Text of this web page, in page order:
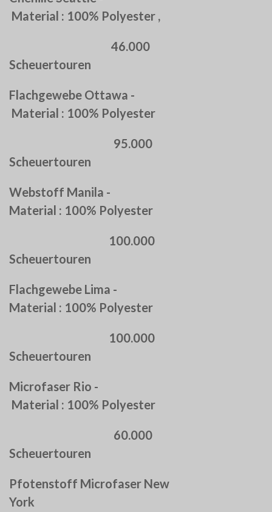
Material : 100% Polyester ,
46.000
Scheuertouren
Flachgewebe Ottawa -
Material : 100% Polyester
95.000
Scheuertouren
Webstoff Manila -
Material : 100% Polyester
100.000
Scheuertouren
Flachgewebe Lima -
Material : 100% Polyester
100.000
Scheuertouren
Microfaser Rio -
Material : 100% Polyester
60.000
Scheuertouren
Pfotenstoff Microfaser New
York